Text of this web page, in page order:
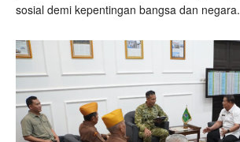
sosial demi kepentingan bangsa dan negara.